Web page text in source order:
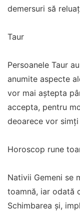
demersuri să
Taur
Persoanele Taur
anumite aspecte
vor mai aștepta
accepta, pentru
deoarece vor
Horoscop rune
Nativii Gemeni se
toamnă, iar odată
Schimbarea și,